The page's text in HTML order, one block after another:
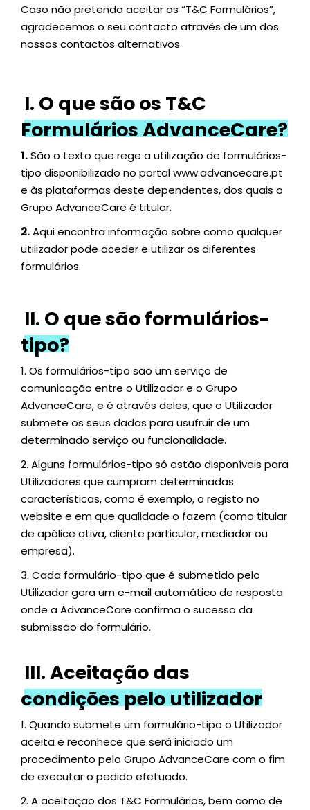
Caso não pretenda aceitar os “T&C Formulários”,
agradecemos o seu contacto através de um dos
nossos contactos alternativos.
I. O que são os T&C
Formulários AdvanceCare?
1.São o texto que rege a utilização de formulários-
tipo disponibilizado no portalwww.advancecare.pt
e às plataformas deste dependentes, dos quais o
Grupo AdvanceCare é titular.
2.Aqui encontra informação sobre como qualquer
utilizador pode aceder e utilizar os diferentes
formulários.
II. O que são formulários-
tipo?
1. Os formulários-tipo são um serviço de
comunicação entre o Utilizador e o Grupo
AdvanceCare, e é através deles, que o Utilizador
submete os seus dados para usufruir de um
determinado serviço ou funcionalidade.
2. Alguns formulários-tipo só estão disponíveis para
Utilizadores que cumpram determinadas
características, como é exemplo, o registo no
website e em que qualidade o fazem (como titular
de apólice ativa, cliente particular, mediador ou
empresa).
3. Cada formulário-tipo que é submetido pelo
Utilizador gera um e-mail automático de resposta
onde a AdvanceCare confirma o sucesso da
submissão do formulário.
III. Aceitação das
condições pelo utilizador
1. Quando submete um formulário-tipo o Utilizador
aceita e reconhece que será iniciado um
procedimento pelo Grupo AdvanceCare com o fim
de executar o pedido efetuado.
2. A aceitação dos T&C Formulários, bem como de